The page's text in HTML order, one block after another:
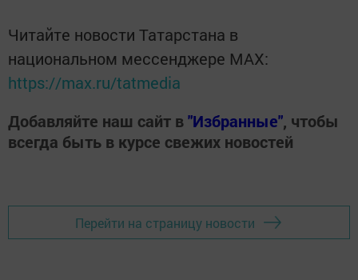
Читайте новости Татарстана в
национальном мессенджере MАХ:
https://max.ru/tatmedia
Добавляйте наш сайт в"Избранные", чтобы
всегда быть в курсе свежих новостей
Перейти на страницу новости